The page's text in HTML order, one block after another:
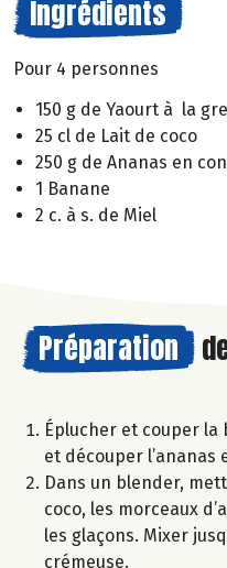
Ingrédients
Pour 4 personnes
150 g de Yaourt à la
25 cl de Lait de coco
250 g de Ananas en
1 Banane
2 c. à s. de Miel
Préparation
Éplucher et couper
et découper l’ananas
Dans un blender,
coco, les morceaux
les glaçons. Mixer
crémeuse.